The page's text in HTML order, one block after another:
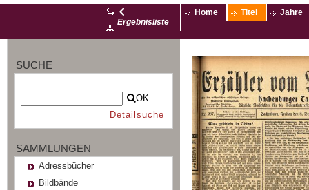
Ergebnisliste
Home Titel Jahre
SUCHE
OK
Detailsuche
SAMMLUNGEN
Adressbücher
Bildbände